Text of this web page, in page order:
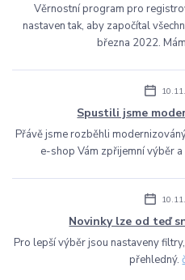
Věrnostní program pro
nastaven tak, aby započítal
března 2022.
Spustili jsme
Přávě jsme rozběhli
e-shop Vám zpřijemní výběr
Novinky lze od teď
Pro lepší výběr jsou nastaveny
přehledný.